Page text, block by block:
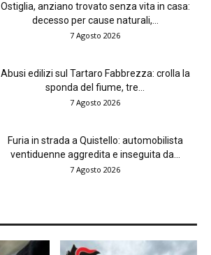
Ostiglia, anziano trovato senza vita in casa:
decesso per cause naturali,...
7 Agosto 2026
Abusi edilizi sul Tartaro Fabbrezza: crolla la
sponda del fiume, tre...
7 Agosto 2026
Furia in strada a Quistello: automobilista
ventiduenne aggredita e inseguita da...
7 Agosto 2026